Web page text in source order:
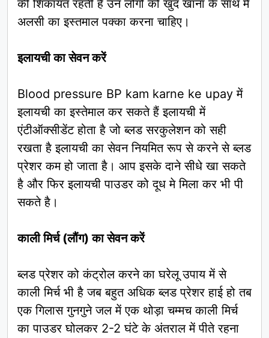
की शिकायत रहती है उन लोगों को खुद खाना के साथ में
अलसी का इस्तमाल पक्का करना चाहिए।
इलायची का सेवन करें
Blood pressure BP kam karne ke upay में
इलायची का इस्तेमाल कर सकते हैं इलायची में
एंटीऑक्सीडेंट होता है जो ब्लड सरकुलेशन को सही
रखता है इलायची का सेवन नियमित रूप से करने से ब्लड
प्रेशर कम हो जाता है। आप इसके दाने सीधे खा सकते
है और फिर इलायची पाउडर को दूध मे मिला कर भी पी
सकते है।
काली मिर्च (लौंग) का सेवन करें
ब्लड प्रेशर को कंट्रोल करने का घरेलू उपाय में से
काली मिर्च भी है जब बहुत अधिक ब्लड प्रेशर हाई हो तब
एक गिलास गुनगुने जल में एक थोड़ा चम्मच काली मिर्च
का पाउडर घोलकर 2-2 घंटे के अंतराल में पीते रहना